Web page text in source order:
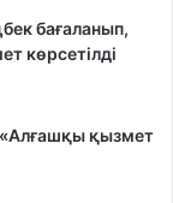
бағаланып,
көрсетілді
«Алғашқы қызмет